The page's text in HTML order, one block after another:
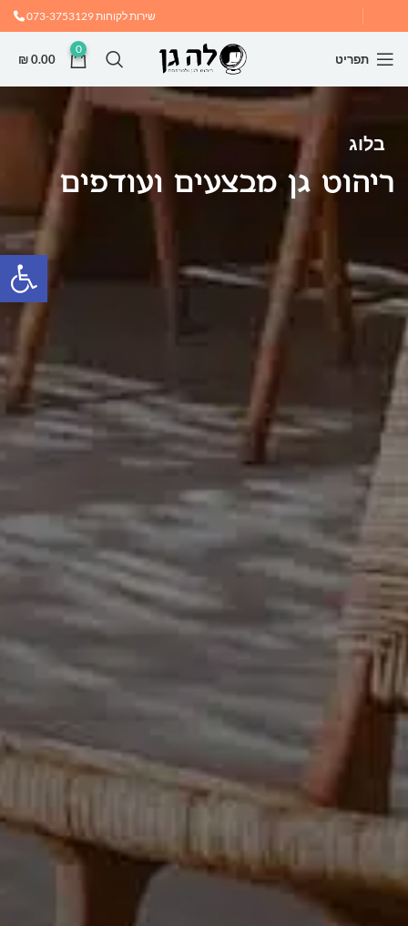
שירות לקוחות073-3753129
תפריט
0
₪0.00
בלוג
ריהוט גן מבצעים ועודפים